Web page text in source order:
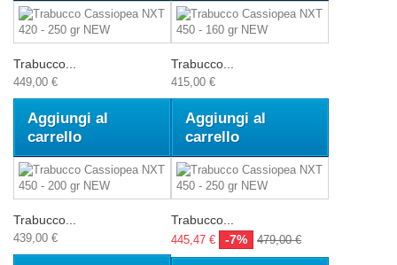
Trabucco...
449,00 €
Aggiungi al
carrello
Trabucco...
415,00 €
Aggiungi al
carrello
Trabucco...
439,00 €
Trabucco...
445,47 € -7% 479,00 €